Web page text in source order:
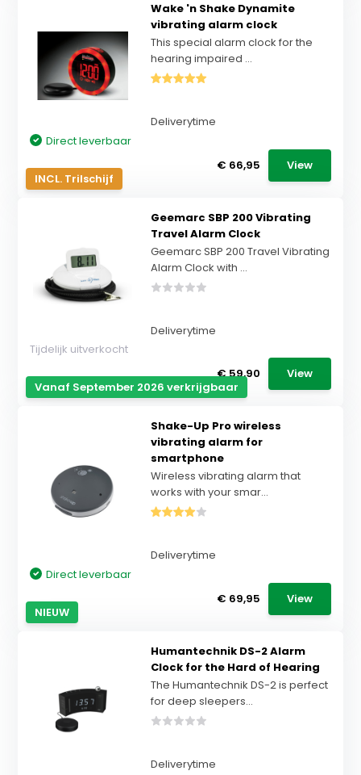
INCL. Trilschijf
Wake 'n Shake Dynamite
vibrating alarm clock
This special alarm clock for the
hearing impaired ...
Deliverytime
Direct leverbaar
€ 66,95
View
Vanaf September 2026 verkrijgbaar
Geemarc SBP 200 Vibrating
Travel Alarm Clock
Geemarc SBP 200 Travel Vibrating
Alarm Clock with ...
Deliverytime
Tijdelijk uitverkocht
€ 59,90
View
NIEUW
Shake-Up Pro wireless
vibrating alarm for
smartphone
Wireless vibrating alarm that
works with your smar...
Deliverytime
Direct leverbaar
€ 69,95
View
Humantechnik DS-2 Alarm
Clock for the Hard of Hearing
The Humantechnik DS-2 is perfect
for deep sleepers...
Deliverytime